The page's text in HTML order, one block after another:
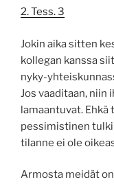
2. Tess. 3
Jokin aika sitten
kollegan kanssa
nyky-
Jos vaaditaan,
lamaantuvat. Ehkä
pessimistinen
tilanne ei ole
Armosta meidät